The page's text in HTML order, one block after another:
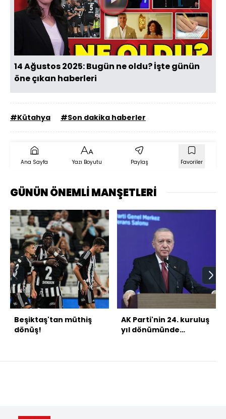
Videoyu
Oynat
14 Ağustos 2025: Bugün ne oldu? İşte günün
öne çıkan haberleri
#Kütahya #Son dakika haberler
Ana Sayfa Yazı Boyutu Paylaş Favoriler
GÜNÜN ÖNEMLİ MANŞETLERİ
Beşiktaş'tan müthiş
dönüş!
AK Parti'nin 24. kuruluş
yıl dönümünde